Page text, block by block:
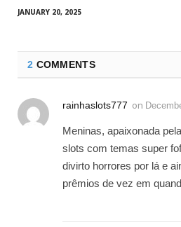
JANUARY 20, 2025
2 COMMENTS
rainhaslots777 on
Meninas, apaixonada pela
slots com temas super
divirto horrores por lá e
prêmios de vez em